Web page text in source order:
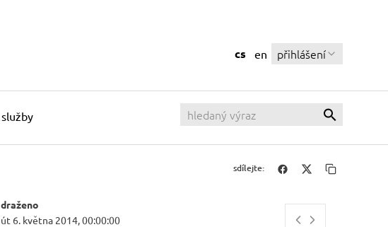
služby
cs en přihlášení
sdílejte:
draženo
út 6. května 2014, 00:00:00